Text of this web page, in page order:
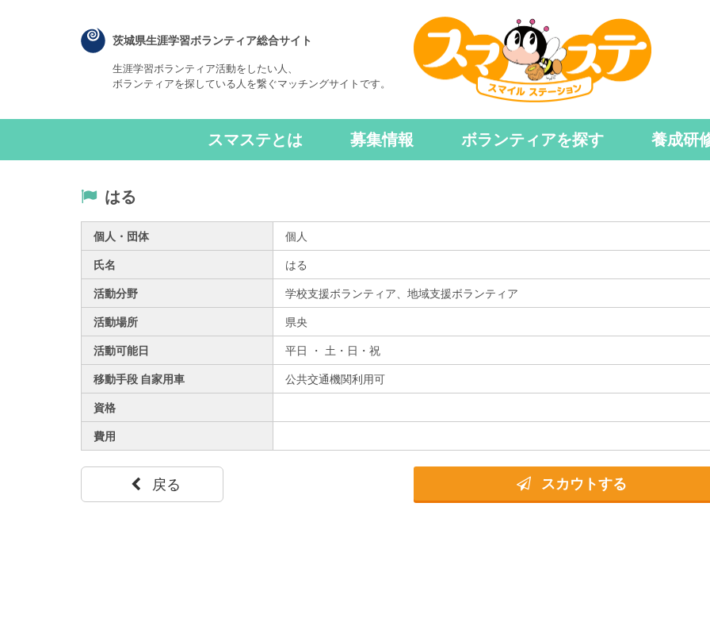
茨城県生涯学習ボランティア総合サイト
生涯学習ボランティア活動をしたい人、
ボランティアを探している人を繋ぐマッチングサイトです。
スマステとは 募集情報 ボランティアを探す 養成研
はる
個人・団体 個人
氏名 はる
活動分野 学校支援ボランティア、地域支援ボランティア
活動場所 県央
活動可能日 平日 ・ 土・日・祝
移動手段 自家用車 公共交通機関利用可
資格
費用
戻る スカウトする